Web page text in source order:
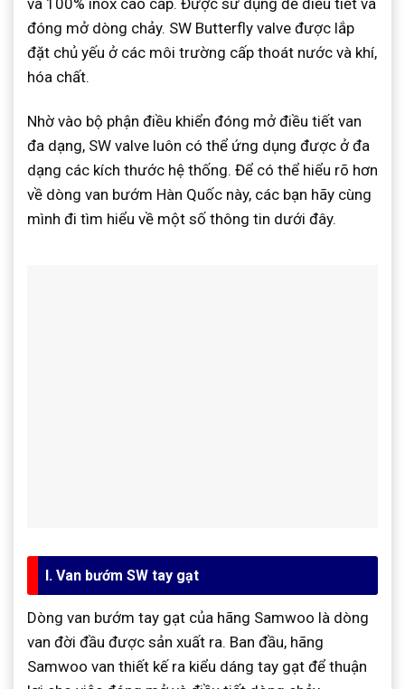
đóng mở dòng chảy. SW Butterfly valve được lắp
đặt chủ yếu ở các môi trường cấp thoát nước và khí,
hóa chất.
Nhờ vào bộ phận điều khiển đóng mở điều tiết van
đa dạng, SW valve luôn có thể ứng dụng được ở đa
dạng các kích thước hệ thống. Để có thể hiểu rõ hơn
về dòng van bướm Hàn Quốc này, các bạn hãy cùng
mình đi tìm hiểu về một số thông tin dưới đây.
I. Van bướm SW tay gạt
Dòng van bướm tay gạt của hãng Samwoo là dòng
van đời đầu được sản xuất ra. Ban đầu, hãng
Samwoo van thiết kế ra kiểu dáng tay gạt để thuận